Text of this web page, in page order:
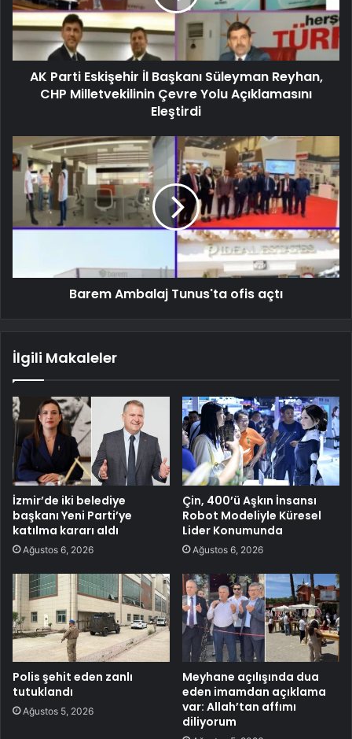
AK Parti Eskişehir İl Başkanı Süleyman Reyhan,
CHP Milletvekilinin Çevre Yolu Açıklamasını
Eleştirdi
Barem Ambalaj Tunus'ta ofis açtı
İlgili Makaleler
İzmir’de iki belediye
başkanı Yeni Parti’ye
katılma kararı aldı
Ağustos 6, 2026
Çin, 400’ü Aşkın İnsansı
Robot Modeliyle Küresel
Lider Konumunda
Ağustos 6, 2026
Polis şehit eden zanlı
tutuklandı
Ağustos 5, 2026
Meyhane açılışında dua
eden imamdan açıklama
var: Allah’tan affımı
diliyorum